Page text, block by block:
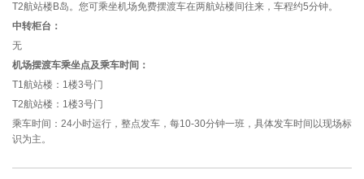
T2航站楼B岛。您可乘坐机场免费摆渡车在两航站楼间往来，车程约5分钟。
中转柜台：
无
机场摆渡车乘坐点及乘车时间：
T1航站楼：1楼3号门
T2航站楼：1楼3号门
乘车时间：24小时运行，整点发车，每10-30分钟一班，具体发车时间以现场标
识为主。